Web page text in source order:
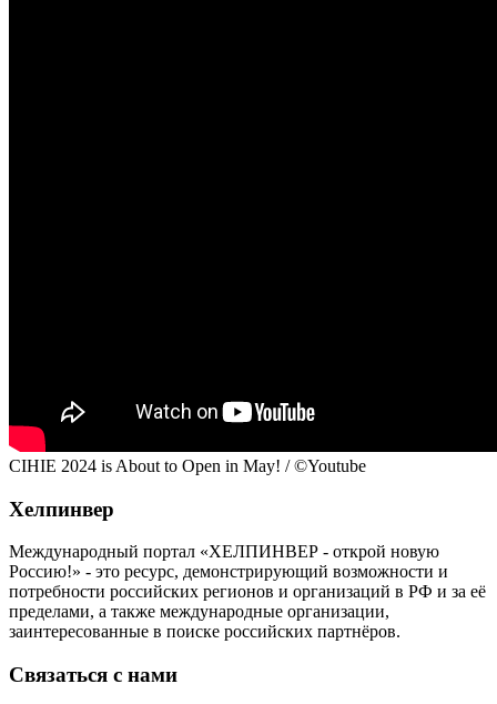
CIHIE 2024 is About to Open in May! / ©Youtube
Хелпинвер
Международный портал «ХЕЛПИНВЕР - открой новую
Россию!» - это ресурс, демонстрирующий возможности и
потребности российских регионов и организаций в РФ и за её
пределами, а также международные организации,
заинтересованные в поиске российских партнёров.
Связаться с нами